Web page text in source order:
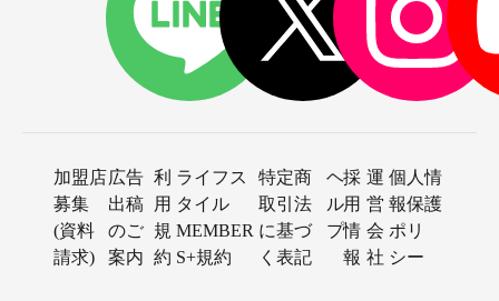
加盟店
募集
(資料
請求)
広告
出稿
のご
案内
利
用
規
約
ライフス
タイル
MEMBER
S+規約
特定商
取引法
に基づ
く表記
ヘ
ル
プ
採
用
情
報
運
営
会
社
個人情
報保護
ポリ
シー